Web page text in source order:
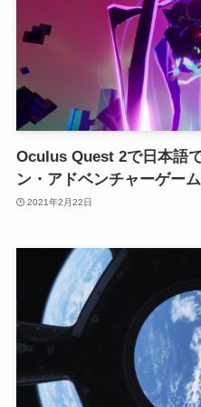
Oculus Quest 2で日本語
ン・アドベンチャーゲー
2021年2月22日